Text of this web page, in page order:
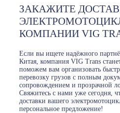
ЗАКАЖИТЕ
КОМПАНИИ VIG
Если вы ищете надёжного
Китая, компания VIG Trans
поможем вам организовать
перевозку грузов с полным
сопровождением и прозрачной
Свяжитесь с нами уже сегодня,
доставки вашего
персональное предложение!